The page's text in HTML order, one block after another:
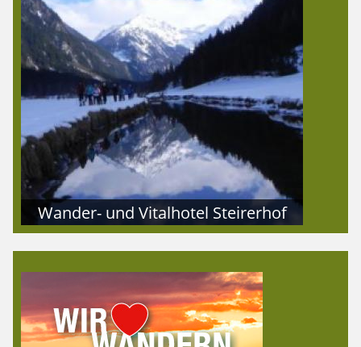
Wander- und Vitalhotel Steirerhof